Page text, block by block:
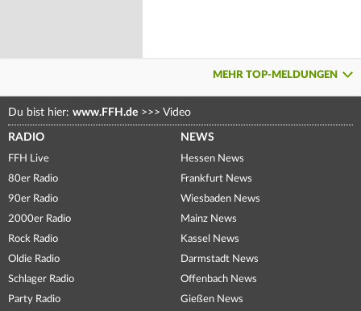
MEHR TOP-MELDUNGEN
Du bist hier: www.FFH.de >>> Video
RADIO
FFH Live
80er Radio
90er Radio
2000er Radio
Rock Radio
Oldie Radio
Schlager Radio
Party Radio
NEWS
Hessen News
Frankfurt News
Wiesbaden News
Mainz News
Kassel News
Darmstadt News
Offenbach News
Gießen News